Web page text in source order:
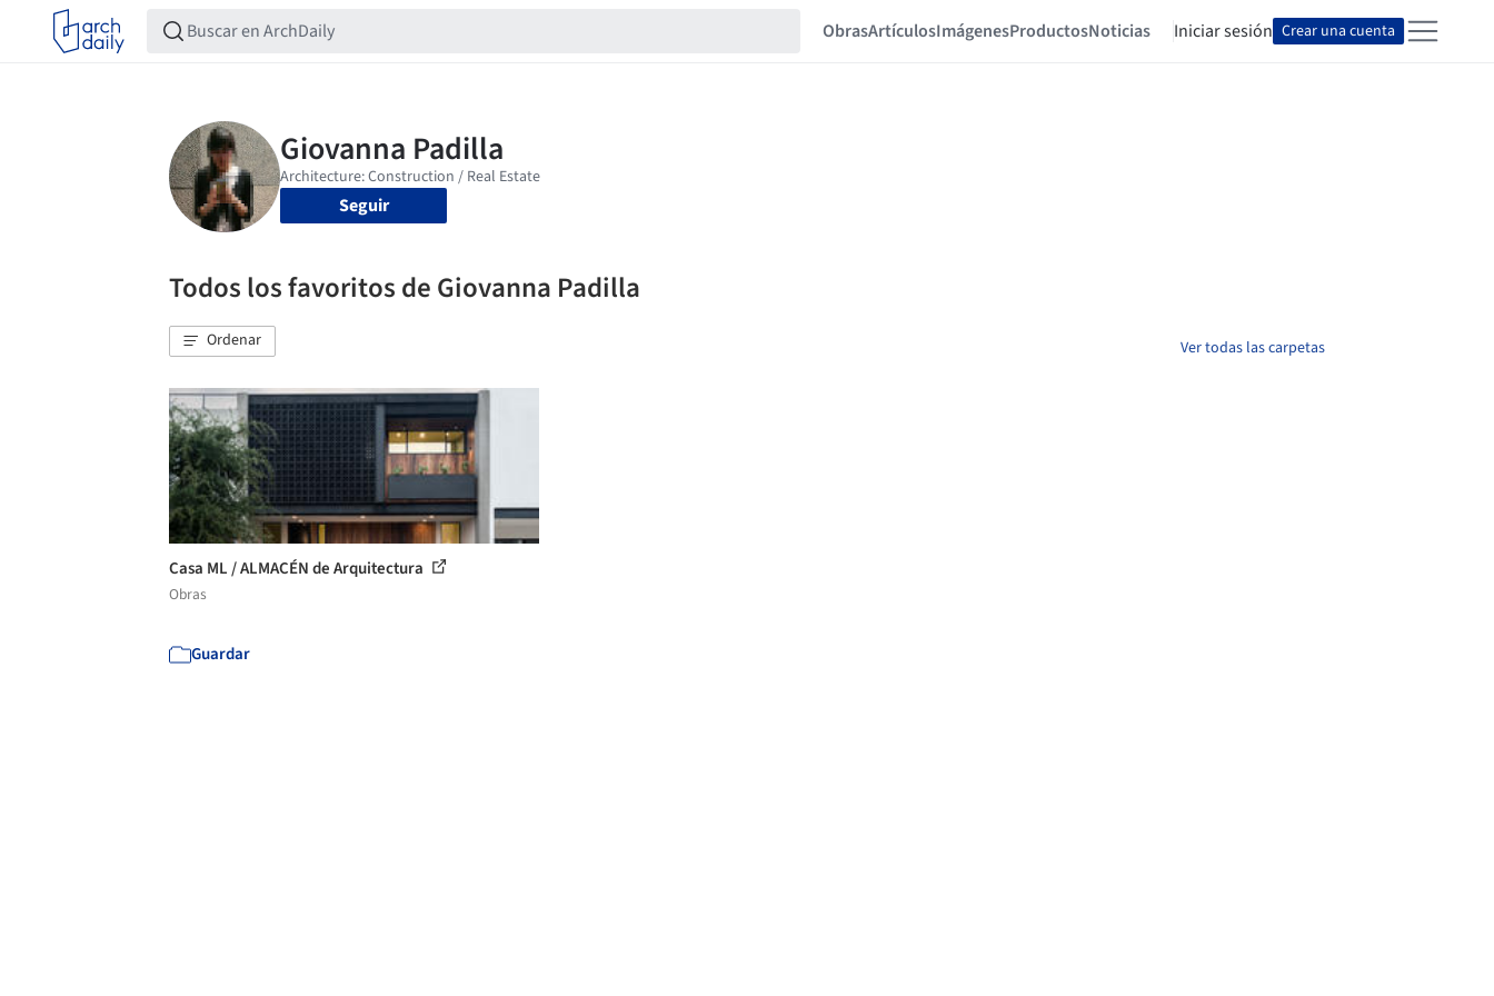
ObrasArtículosImágenesProductosNoticias Iniciar sesión Crear una cuenta
Seguir
Todos los favoritos de Giovanna Padilla
Ordenar Ver todas las carpetas
Casa ML / ALMACÉN de Arquitectura
Obras
Guardar